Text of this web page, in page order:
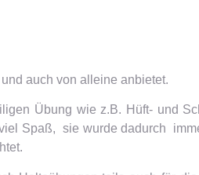
auch von alleine anbietet.
Übung wie z.B. Hüft- und
Spaß, sie wurde dadurch